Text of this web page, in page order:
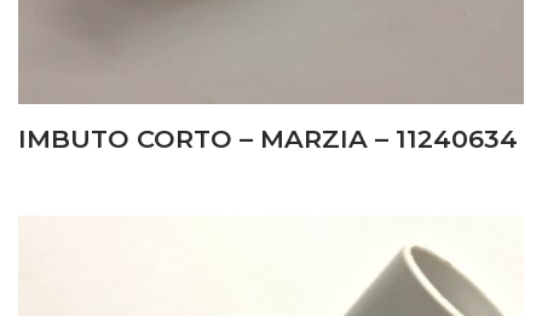
IMBUTO CORTO – MARZIA – 11240634